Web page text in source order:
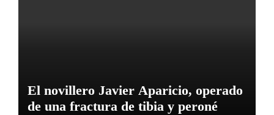
El novillero Javier Aparicio, operado
de una fractura de tibia y peroné